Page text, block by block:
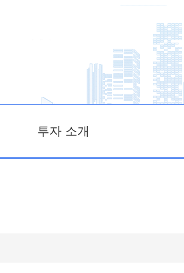
투자 소개